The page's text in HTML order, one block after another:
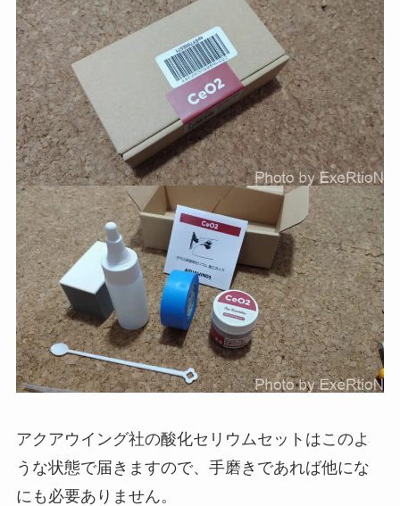
アクアウイング社の酸化セリウムセットはこのよ
うな状態で届きますので、手磨きであれば他にな
にも必要ありません。